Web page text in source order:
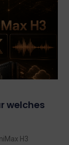
welches
H3